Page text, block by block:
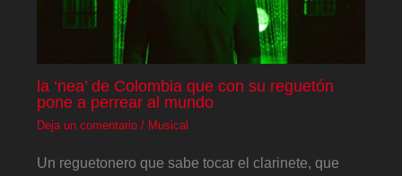
la ‘nea’ de Colombia que con su reguetón
pone a perrear al mundo
Deja un comentario / Musical
Un reguetonero que sabe tocar el clarinete, que